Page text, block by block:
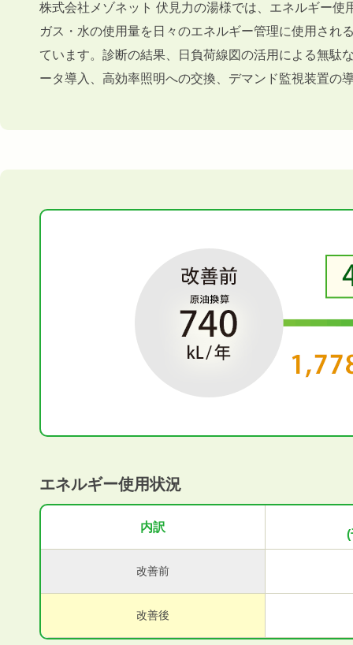
株式会社メゾネット 伏見力の湯様では、エネルギー
ガス・水の使用量を日々のエネルギー管理に使用され
ています。診断の結果、日負荷線図の活用による無駄
ータ導入、高効率照明への交換、デマンド監視装置の
エネルギー使用状況
内訳
(
改善前
改善後